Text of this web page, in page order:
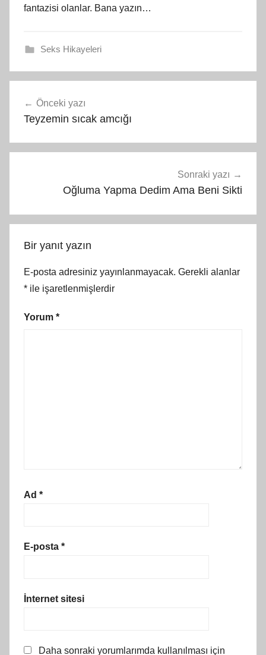
fantazisi olanlar. Bana yazın…
Seks Hikayeleri
gezinmesi
Önceki yazı
Teyzemin sıcak amcığı
Sonraki yazı
Oğluma Yapma Dedim Ama Beni Sikti
Bir yanıt yazın
E-posta adresiniz yayınlanmayacak. Gerekli alanlar
* ile işaretlenmişlerdir
Yorum *
Ad *
E-posta *
İnternet sitesi
Daha sonraki yorumlarımda kullanılması için